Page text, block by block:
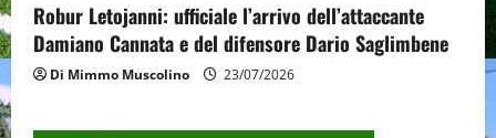
Robur Letojanni: ufficiale l’arrivo dell’attaccante
Damiano Cannata e del difensore Dario Saglimbene
Di Mimmo Muscolino 23/07/2026